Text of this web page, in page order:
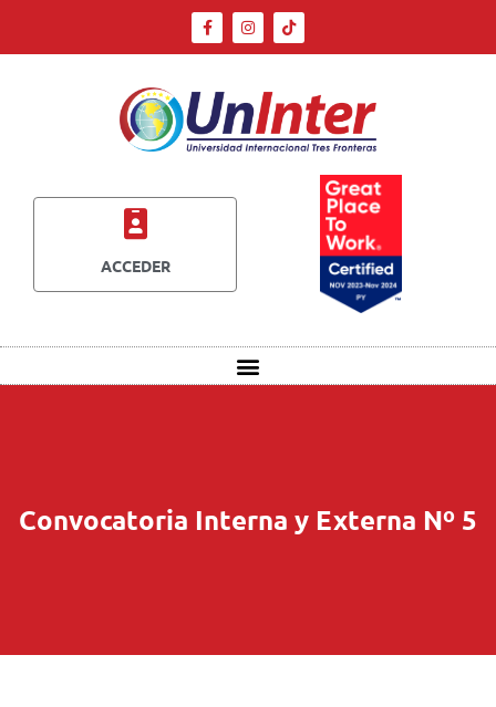
ACCEDER
Convocatoria Interna y Externa Nº 5